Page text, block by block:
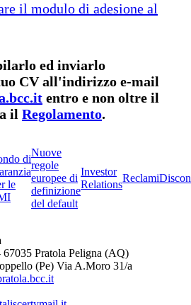
il modulo di adesione al
ed inviarlo
CV all'indirizzo e-mail
entro e non oltre il
il Regolamento.
di
le
Nuove
regole
europee di
definizione
del default
Investor
Relations
Reclami
Pratola Peligna (AQ)
(Pe) Via A.Moro 31/a